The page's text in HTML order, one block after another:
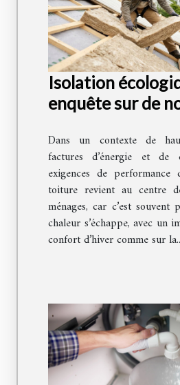
Isolation
enquête sur de
toiture
Dans un contexte de
factures d’énergie et de
exigences de performance
toiture revient au centre
ménages, car c’est
chaleur s’échappe, avec un
confort d’hiver comme sur